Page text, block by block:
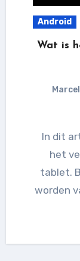
Android
Wat is
In dit artikel zullen we het hebben over
het
tablet.
worden